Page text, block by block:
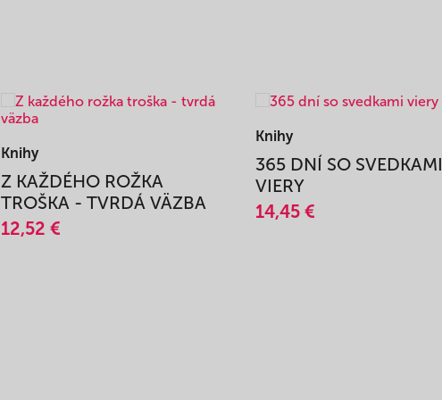
Knihy
Z KAŽDÉHO ROŽKA
TROŠKA - TVRDÁ VÄZBA
12,52 €
Knihy
365 DNÍ SO SVEDKAMI
VIERY
14,45 €